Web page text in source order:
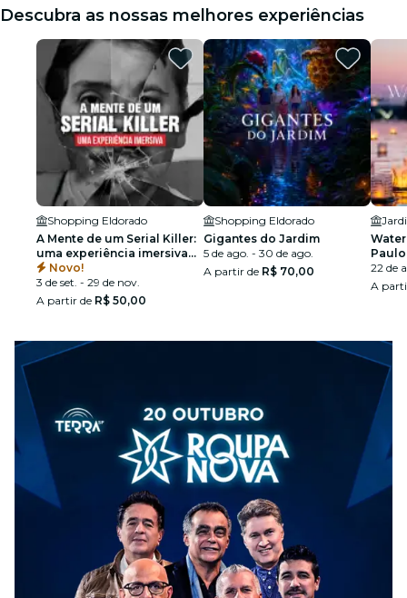
Descubra as nossas melhores experiências
Shopping Eldorado
A Mente de um Serial Killer:
uma experiência imersiva
em São Paulo
Novo!
3 de set. - 29 de nov.
A partir de R$ 50,00
Shopping Eldorado
Gigantes do Jardim
5 de ago. - 30 de ago.
A partir de R$ 70,00
22 de
A